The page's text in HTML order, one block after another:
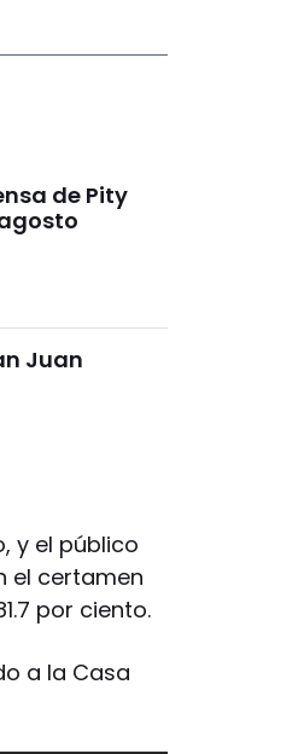
de Pity
Juan
y el público
el certamen
por ciento.
a la Casa